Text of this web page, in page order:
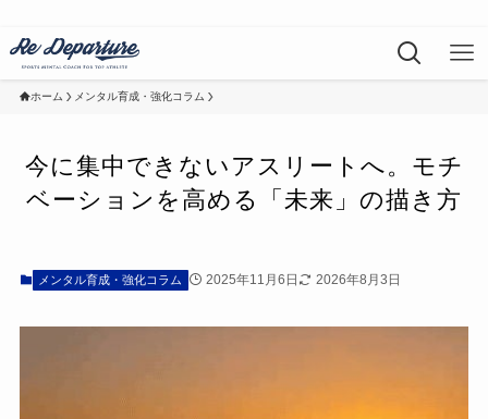
ホーム メンタル育成・強化コラム
今に集中できないアスリートへ。モチ
ベーションを高める「未来」の描き方
メンタル育成・強化コラム 2025年11月6日 2026年8月3日